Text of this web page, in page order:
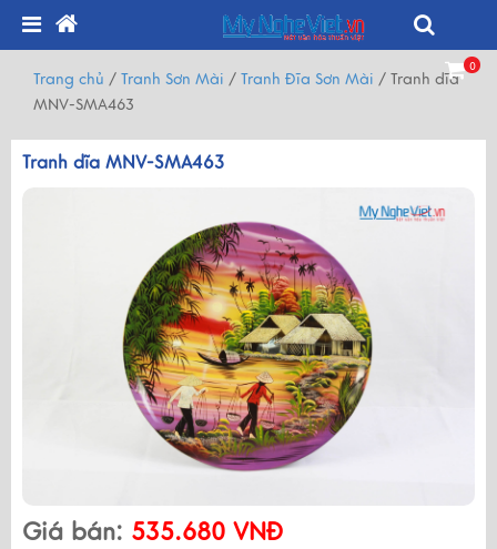
0
Trang chủ / Tranh Sơn Mài / Tranh Đĩa Sơn Mài / Tranh dĩa
MNV-SMA463
Tranh dĩa MNV-SMA463
Giá bán: 535.680 VNĐ